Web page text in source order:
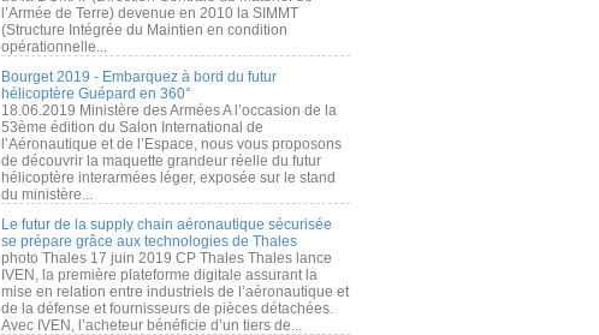
l’Armée de Terre) devenue en 2010 la SIMMT
(Structure Intégrée du Maintien en condition
opérationnelle...
Bourget 2019 - Embarquez à bord du futur
hélicoptère Guépard en 360°
18.06.2019 Ministère des Armées A l’occasion de la
53ème édition du Salon International de
l’Aéronautique et de l’Espace, nous vous proposons
de découvrir la maquette grandeur réelle du futur
hélicoptère interarmées léger, exposée sur le stand
du ministère...
Le futur de la supply chain aéronautique sécurisée
se prépare grâce aux technologies de Thales
photo Thales 17 juin 2019 CP Thales Thales lance
IVEN, la première plateforme digitale assurant la
mise en relation entre industriels de l’aéronautique et
de la défense et fournisseurs de pièces détachées.
Avec IVEN, l’acheteur bénéficie d’un tiers de...